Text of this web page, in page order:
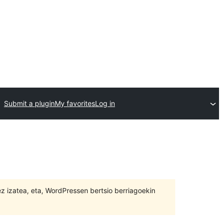
Submit a pluginMy favoritesLog in
izatea, eta, WordPressen bertsio berriagoekin